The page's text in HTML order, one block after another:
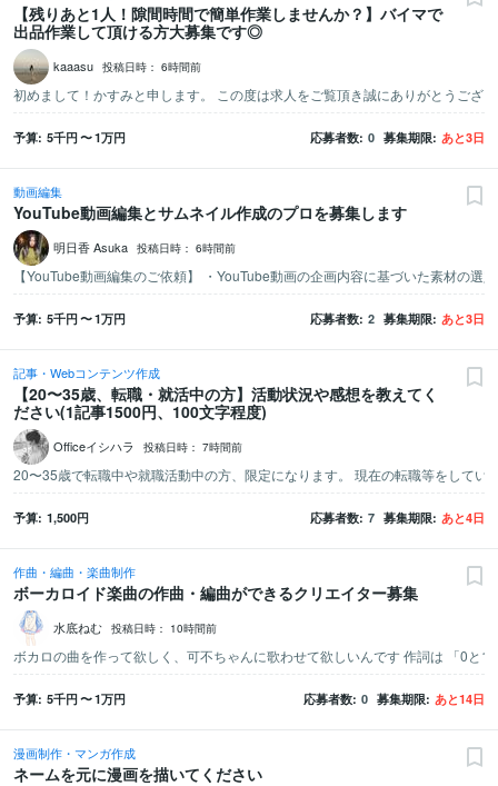
【残りあと1人！隙間時間で簡単作業しませんか？】バイマで
出品作業して頂ける方大募集です◎
kaaasu 投稿日時： 6時間前
予算 5千円〜1万円 応募者数 0 募集期限 あと3日
動画編集
YouTube動画編集とサムネイル作成のプロを募集します
明日香 Asuka 投稿日時： 6時間前
予算 5千円〜1万円 応募者数 2 募集期限 あと3日
記事・Webコンテンツ作成
【20〜35歳、転職・就活中の方】活動状況や感想を教えてく
ださい(1記事1500円、100文字程度)
Officeイシハラ 投稿日時： 7時間前
予算 1,500円 応募者数 7 募集期限 あと4日
作曲・編曲・楽曲制作
ボーカロイド楽曲の作曲・編曲ができるクリエイター募集
水底ねむ 投稿日時： 10時間前
予算 5千円〜1万円 応募者数 0 募集期限 あと14日
漫画制作・マンガ作成
ネームを元に漫画を描いてください